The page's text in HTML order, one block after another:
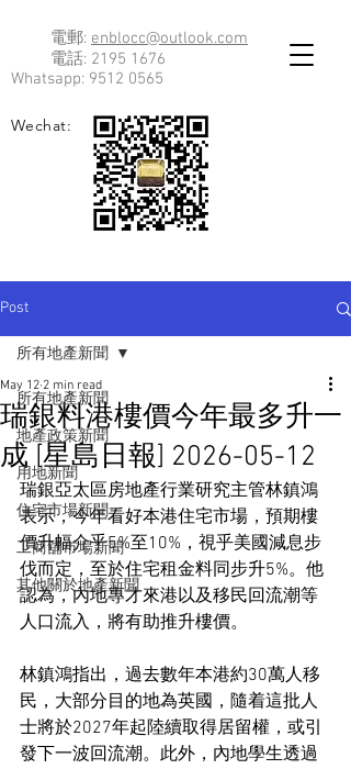
電郵: enblocc@outlook.com
電話: 2195 1676
Whatsapp: 9512 0565
Wechat:
Post
所有地產新聞
地產政策新聞
用地新聞
住宅市場新聞
工商舖市場新聞
其他關於地產新聞
所有地產新聞
瑞銀料港樓價今年最多升一
成 [星島日報] 2026-05-12
May 12 2 min read
瑞銀亞太區房地產行業研究主管林鎮鴻
表示，今年看好本港住宅市場，預期樓
價升幅介乎5%至10%，視乎美國減息步
伐而定，至於住宅租金料同步升5%。他
認為，內地專才來港以及移民回流潮等
人口流入，將有助推升樓價。
林鎮鴻指出，過去數年本港約30萬人移
民，大部分目的地為英國，隨着這批人
士將於2027年起陸續取得居留權，或引
發下一波回流潮。此外，內地學生透過